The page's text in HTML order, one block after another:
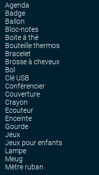
Agenda
Badge
Ballon
Bloc-notes
Boite à thé
Bouteille thermos
Bracelet
Brosse à cheveux
Bol
Clé USB
Conférencier
Couverture
Crayon
Ecouteur
Enceinte
Gourde
Jeux
Jeux pour enfants
Lampe
Meug
Mètre ruban